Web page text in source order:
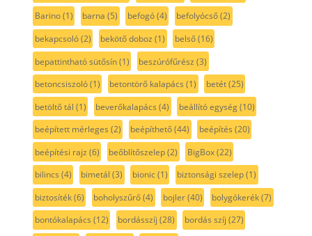
Barino(1) barna (5) befogó(4) befolyócső(2)
bekapcsoló(2) bekötő doboz (1) belső(16)
bepattintható sütősín(1) beszúrófűrész (3)
betoncsiszoló(1) betontörő kalapács (1) betét(25)
betöltő tál (1) beverőkalapács (4) beállító egység(10)
beépített mérleges (2) beépíthető(44) beépítés (20)
beépítési rajz (6) beőblítőszelep(2) BigBox(22)
bilincs (4) bimetál (3) bionic(1) biztonsági szelep(1)
biztosíték(6) boholyszűrő(4) bojler(40) bolygókerék(7)
bontókalapács (12) bordásszíj (28) bordás szíj (27)